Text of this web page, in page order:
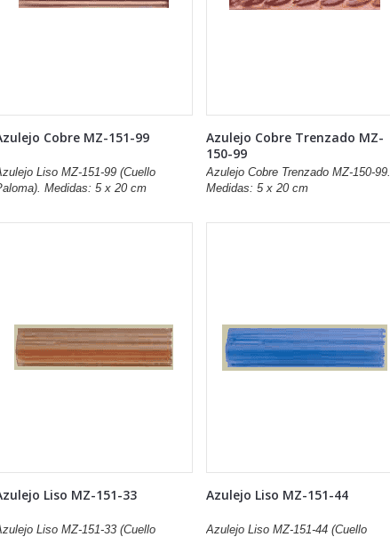
Cobre MZ-151-99
Liso MZ-151-99 (Cuello
Medidas: 5 x 20 cm
Azulejo Cobre Trenzado MZ-
150-99
Azulejo Cobre Trenzado MZ-150-99.
Medidas: 5 x 20 cm
Liso MZ-151-33
Liso MZ-151-33 (Cuello
Azulejo Liso MZ-151-44
Azulejo Liso MZ-151-44 (Cuello